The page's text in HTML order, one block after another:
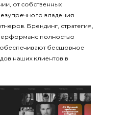
от собственных
владения
Брендинг, стратегия,
полностью
бесшовное
наших клиентов в